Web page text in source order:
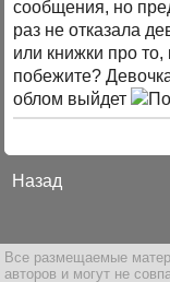
сообщения, но
раз не отказала
или книжки про то,
побежите?
облом выйдет
Назад
Все размещаемые
авторов и могут не